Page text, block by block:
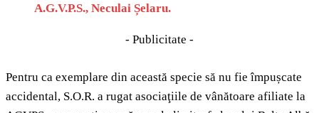
A.G.V.P.S., Neculai Șelaru.
- Publicitate -
Pentru ca exemplare din această specie să nu fie împușcate
accidental, S.O.R. a rugat asociaţiile de vânătoare afiliate la